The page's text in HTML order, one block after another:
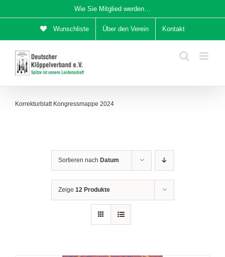
Inhalt
Wie Sie Mitglied werden…
Wunschliste Über den Verein Kontakt
Korrekturblatt Kongressmappe 2024
Sortieren nach Datum
Zeige 12 Produkte